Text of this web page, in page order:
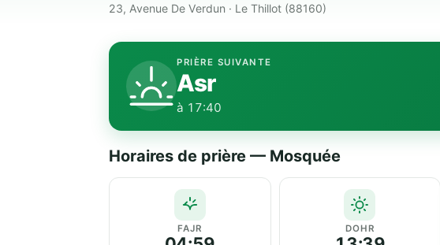
23, Avenue De Verdun · Le Thillot (88160)
PRIÈRE SUIVANTE
Asr
à 17:40
Horaires de prière — Mosquée
FAJR DOHR